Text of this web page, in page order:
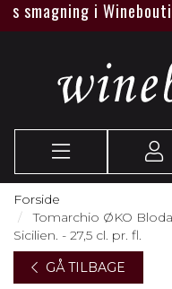
i
Forside
Tomarchio ØKO
Sicilien. - 27,5 cl. pr. fl.
GÅ TILBAGE